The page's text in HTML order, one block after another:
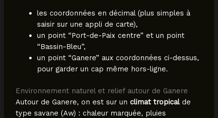
les coordonnées en décimal (plus simples à
saisir sur une appli de carte),
un point “Port-de-Paix centre” et un point
“Bassin-Bleu”,
un point “Ganere” aux coordonnées ci-dessus,
pour garder un cap même hors-ligne.
Environnement naturel et relief autour de Ganere
Autour de Ganere, on est sur un climat tropicalde
type savane (Aw) : chaleur marquée, pluies